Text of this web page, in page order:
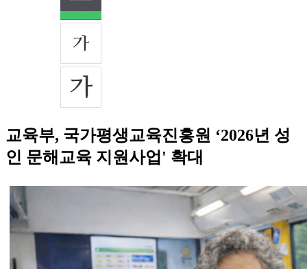
교육부, 국가평생교육진흥원 ‘2026년 성
인 문해교육 지원사업' 확대